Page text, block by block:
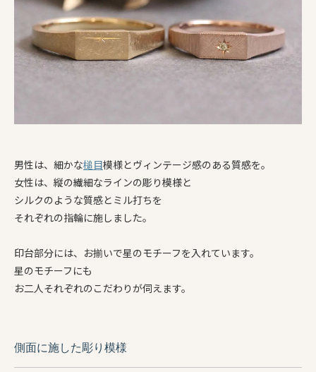
男性は、細かな槌目模様とヴィンテージ感のある質感を。
女性は、縦の繊細なラインの彫り模様と
シルクのような質感とミル打ちを
それぞれの指輪に施しました。
印台部分には、お揃いで星のモチーフを入れています。
星のモチーフにも
お二人それぞれのこだわりが伺えます。
側面に施した彫り模様